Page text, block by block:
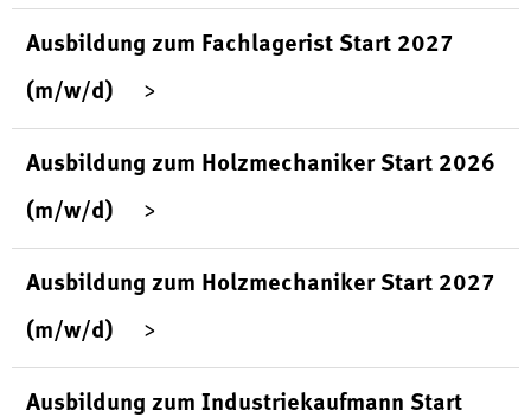
Ausbildung zum Fachlagerist Start 2027
(m/w/d)
Ausbildung zum Holzmechaniker Start 2026
(m/w/d)
Ausbildung zum Holzmechaniker Start 2027
(m/w/d)
Ausbildung zum Industriekaufmann Start